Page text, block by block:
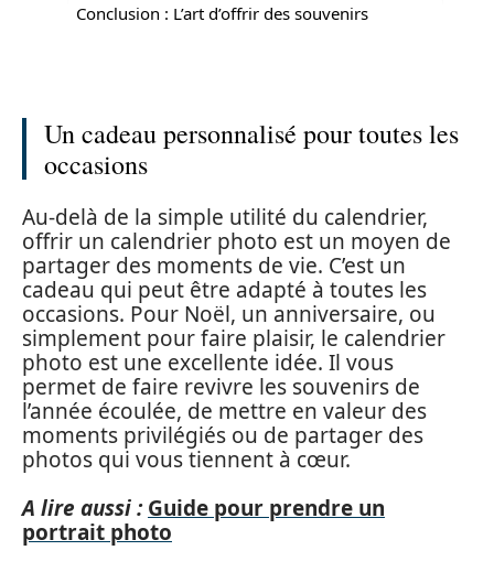
Conclusion : L’art d’offrir des souvenirs
Un cadeau personnalisé pour toutes les
occasions
Au-delà de la simple utilité du calendrier,
offrir un calendrier photo est un moyen de
partager des moments de vie. C’est un
cadeau qui peut être adapté à toutes les
occasions. Pour Noël, un anniversaire, ou
simplement pour faire plaisir, le calendrier
photo est une excellente idée. Il vous
permet de faire revivre les souvenirs de
l’année écoulée, de mettre en valeur des
moments privilégiés ou de partager des
photos qui vous tiennent à cœur.
A lire aussi : Guide pour prendre un
portrait photo